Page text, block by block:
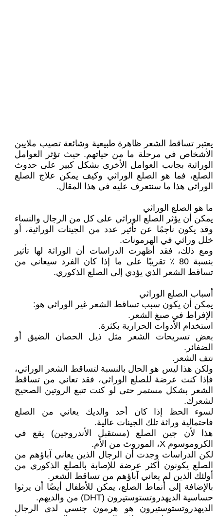
يعتبر تساقط الشعر ظاهرة طبيعية وشائعة تصيب ملايين
الأشخاص في مرحلة ما من حياتهم. حيث تؤثر العوامل
الوراثية بجانب العوامل الأخرى بشكل كبير على حدوث
الصلع، فما هو الصلع الوراثي وكيف يمكن علاج الصلع
الوراثي هذا ما سنتعرف عليه في هذا المقال.
ما هو الصلع الوراثي
يمكن أن يؤثر الصلع الوراثي على كل من الرجال والنساء
وقد يكون ناجمًا عن تأثير عدد من الجينات الوراثية، أو
خلل وراثي في الهرمونات.
ومع ذلك، فقد أظهرت الدراسات أن الوراثة لها تأثير
بنسبة 80 ٪ تقريبًا على ما إذا كان الفرد سيعاني من
تساقط الشعر الذي يؤدي إلى الصلع الذكوري.
أسباب الصلع الوراثي
يمكن أن يكون سبب تساقط الشعر غير الوراثي هو:
الإفراط في صبغ الشعر.
استخدام الأدوات الحرارية بكثرة.
بعض تسريحات الشعر مثل ذيل الحصان الضيق أو
الضفائر.
نتف الشعر.
ولكن هذا ليس هو الحال بالنسبة لتساقط الشعر الوراثي،
فإذا كنت عرضة للصلع الوراثي، فقد تعاني من تساقط
الشعر بشكل مستمر حتى لو كنت تتبع الروتين الصحيح
لشعرك.
لسوء الحظ إذا كان أحد والديك يعاني من الصلع
فاحتمالية وراثة تلك الجينات عالية.
هذا لأن جين الصلع (مستقبل الأندروجين) يقع في
الكروموسوم X، الموروث من الأم.
لكن الدراسات وجدت أن الرجال الذين يعاني آباؤهم من
الصلع يكونون أكثر عرضة للإصابة بالصلع الذكوري من
أولئك الذين لم يعاني آباؤهم من تساقط الشعر.
بالإضافة إلى أنماط الصلع، يمكن للأطفال أيضًا أن يرثوا
حساسية الديهدروتستوستيرون (DHT) من والديهم.
الديهدروتستوستيرون هو هرمون جنسي لدى الرجال